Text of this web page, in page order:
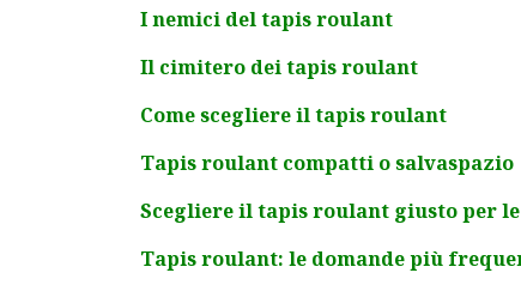
I nemici del tapis roulant
Il cimitero dei tapis roulant
Come scegliere il tapis roulant
Tapis roulant compatti o salvaspazio
Scegliere il tapis roulant giusto per
Tapis roulant: le domande più